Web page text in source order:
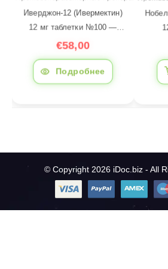
Иверджон-12 (Ивермектин)
12 мг таблетки №100 —
противопаразитарный
препарат, Индия | iDoc.biz
€58,00
Подробнее
© Copyright 2026 iDoc.biz - All